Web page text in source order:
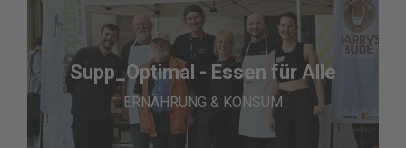
Supp_Optimal - Essen für Alle
ERNÄHRUNG & KONSUM